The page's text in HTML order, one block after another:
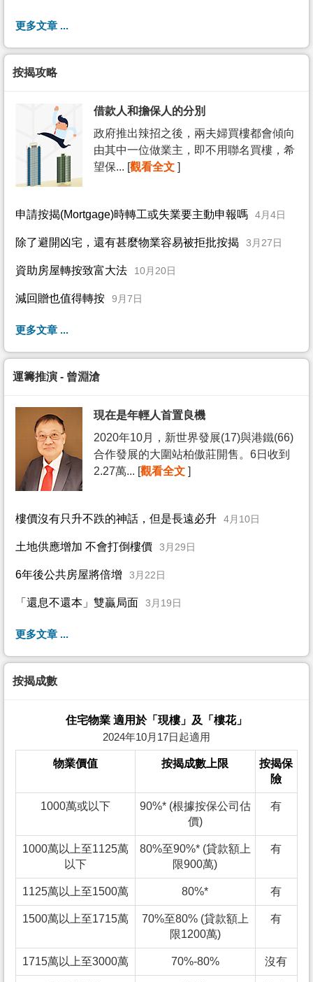
更多文章 ...
按揭攻略
借款人和擔保人的分別
政府推出辣招之後，兩夫婦買樓都會傾向
由其中一位做業主，即不用聯名買樓，希
望保... [觀看全文 ]
申請按揭(Mortgage)時轉工或失業要主動申報嗎 4月4日
除了避開凶宅，還有甚麼物業容易被拒批按揭 3月27日
資助房屋轉按致富大法 10月20日
減回贈也值得轉按 9月7日
更多文章 ...
運籌推演 - 曾淵滄
現在是年輕人首置良機
2020年10月，新世界發展(17)與港鐵(66)
合作發展的大圍站柏傲莊開售。6日收到
2.27萬... [觀看全文 ]
樓價沒有只升不跌的神話，但是長遠必升 4月10日
土地供應增加 不會打倒樓價 3月29日
6年後公共房屋將倍增 3月22日
「還息不還本」雙贏局面 3月19日
更多文章 ...
按揭成數
住宅物業 適用於「現樓」及「樓花」
2024年10月17日起適用
物業價值 按揭成數上限
按揭保
險
1000萬或以下
90%* (根據按保公司估
價)
有
1000萬以上至1125萬
以下
80%至90%* (貸款額上
限900萬)
有
1125萬以上至1500萬 80%* 有
1500萬以上至1715萬
70%至80% (貸款額上
限1200萬)
有
1715萬以上至3000萬 70%-80% 沒有